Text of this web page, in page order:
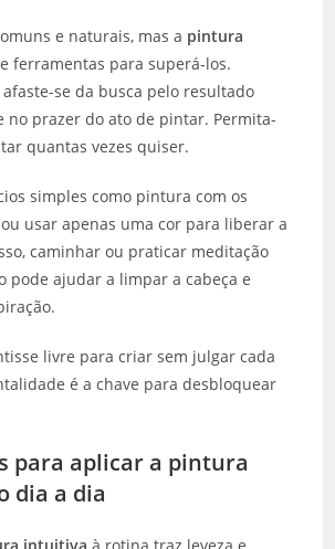
e naturais, mas a pintura
ferramentas para superá-los.
se da busca pelo resultado
no prazer do ato de pintar. Permita-
quantas vezes quiser.
simples como pintura com os
usar apenas uma cor para liberar a
caminhar ou praticar meditação
pode ajudar a limpar a cabeça e
livre para criar sem julgar cada
é a chave para desbloquear
para aplicar a pintura
dia a dia